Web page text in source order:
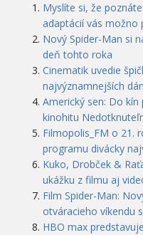
Myslíte si, že
adaptácií vás možno
Nový Spider-Man si
deň tohto roka
Cinematik uvedie
najvýznamnejších
Americký sen: Do
kinohitu
Filmopolis_FM o 21.
programu divácky
Kuko, Drobček &
ukážku z filmu aj
Film Spider-Man:
otváracieho víkendu
HBO max